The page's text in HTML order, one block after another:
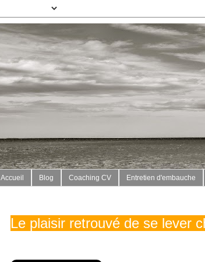
Accueil Blog Coaching CV Entretien d'embauche
Le plaisir retrouvé de se lever